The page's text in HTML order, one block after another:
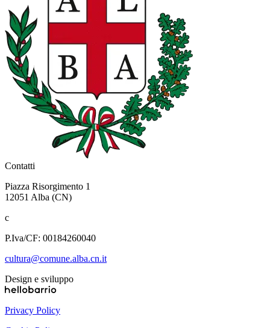
Contatti
Piazza Risorgimento 1
12051 Alba (CN)
c
P.Iva/CF: 00184260040
cultura@comune.alba.cn.it
Design e sviluppo
Privacy Policy